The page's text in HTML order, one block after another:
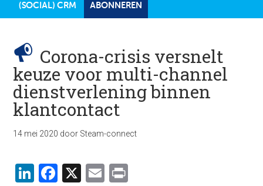
(SOCIAL) CRM ABONNEREN
Corona-crisis versnelt
keuze voor multi-channel
dienstverlening binnen
klantcontact
14 mei 2020 door Steam-connect
LinkedIn
Facebook
X Email